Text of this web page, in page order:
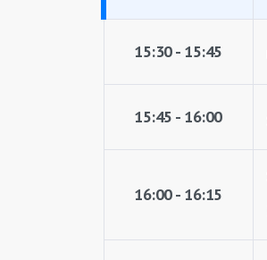
15:30 - 15:45
15:45 - 16:00
16:00 - 16:15